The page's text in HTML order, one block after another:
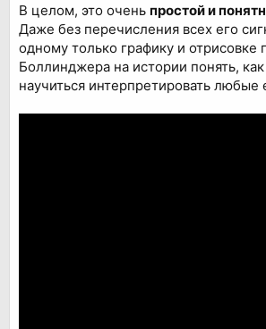
В целом, это очень простой и
Даже без перечисления всех его
одному только графику и отрисовке
Боллинджера на истории понять,
научиться интерпретировать любые